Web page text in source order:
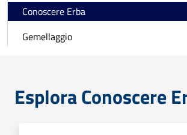
Conoscere Erba
Gemellaggio
Esplora Conoscere